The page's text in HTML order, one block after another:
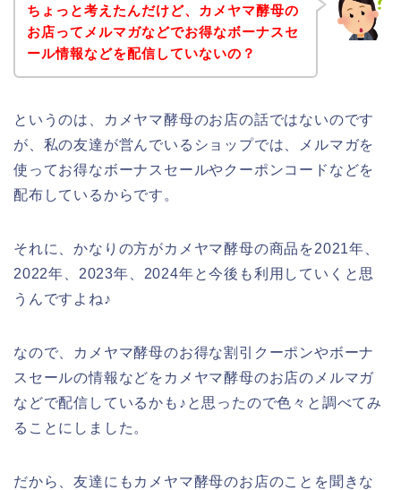
ちょっと考えたんだけど、カメヤマ酵母の
お店ってメルマガなどでお得なボーナスセ
ール情報などを配信していないの？
というのは、カメヤマ酵母のお店の話ではないのです
が、私の友達が営んでいるショップでは、メルマガを
使ってお得なボーナスセールやクーポンコードなどを
配布しているからです。
それに、かなりの方がカメヤマ酵母の商品を2021年、
2022年、2023年、2024年と今後も利用していくと思
うんですよね♪
なので、カメヤマ酵母のお得な割引クーポンやボーナ
スセールの情報などをカメヤマ酵母のお店のメルマガ
などで配信しているかも♪と思ったので色々と調べてみ
ることにしました。
だから、友達にもカメヤマ酵母のお店のことを聞きな